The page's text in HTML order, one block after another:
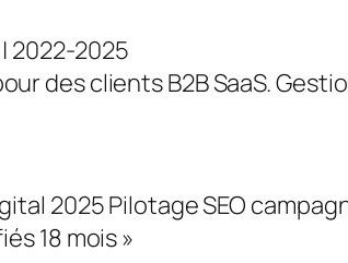
2022-2025
des clients B2B SaaS.
2025 Pilotage SEO
18 mois »